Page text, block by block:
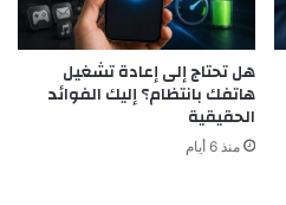
هل تحتاج إلى إعادة تشغيل
هاتفك بانتظام؟ إليك الفوائد
الحقيقية
منذ 6 أيام